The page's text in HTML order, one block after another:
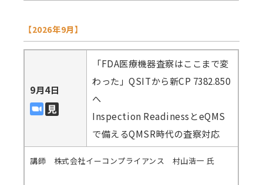
【2026年9月】
9月4日
「FDA医療機器査察はここまで変
わった」QSITから新CP 7382.850
へ
Inspection ReadinessとeQMS
で備えるQMSR時代の査察対応
講師 株式会社イーコンプライアンス 村山浩一 氏